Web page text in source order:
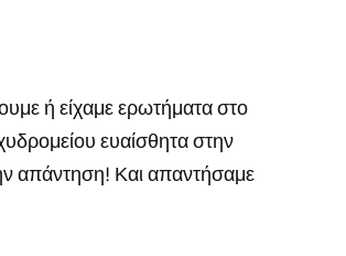
ή είχαμε ερωτήματα στο
ευαίσθητα στην
απάντηση! Και απαντήσαμε